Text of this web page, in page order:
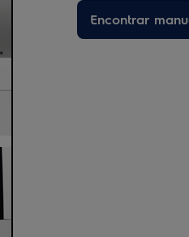
Encontrar